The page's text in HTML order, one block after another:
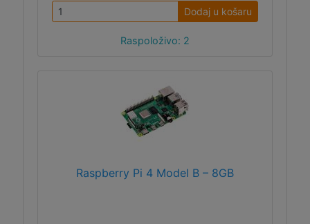
Dodaj u košaru
Raspoloživo: 2
Raspberry Pi 4 Model B – 8GB